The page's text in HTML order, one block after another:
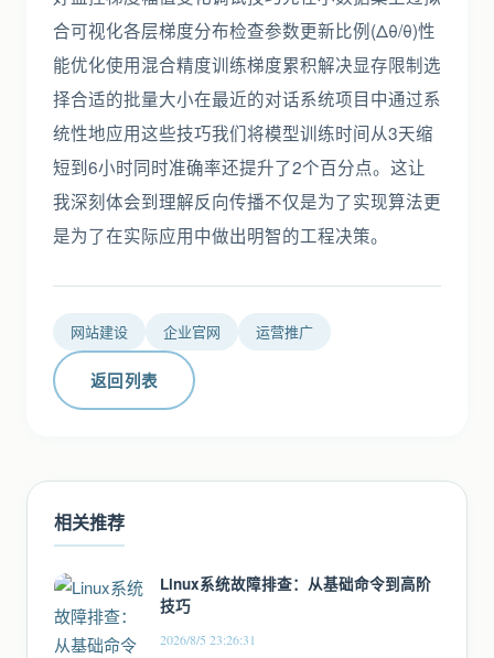
合可视化各层梯度分布检查参数更新比例(Δθ/θ)性
能优化使用混合精度训练梯度累积解决显存限制选
择合适的批量大小在最近的对话系统项目中通过系
统性地应用这些技巧我们将模型训练时间从3天缩
短到6小时同时准确率还提升了2个百分点。这让
我深刻体会到理解反向传播不仅是为了实现算法更
是为了在实际应用中做出明智的工程决策。
网站建设 企业官网 运营推广
返回列表
相关推荐
Linux系统故障排查：从基础命令到高阶
技巧
2026/8/5 23:26:31